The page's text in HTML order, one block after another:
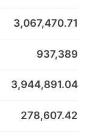
3,067,470.71
937,389
3,944,891.04
278,607.42